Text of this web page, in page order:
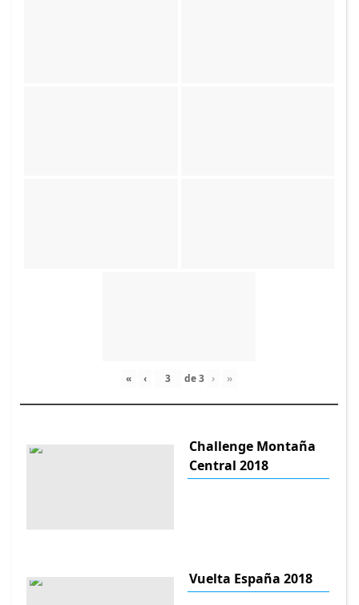
« ‹ de3 › »
Challenge Montaña
Central 2018
Vuelta España 2018